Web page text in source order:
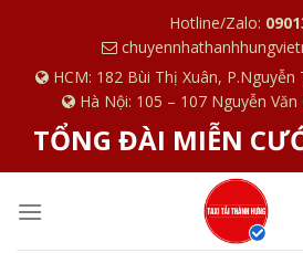
c
Hotline/Zalo:
HCM: 182 Bùi Thị Xuân,
Hà Nội: 105 – 107 Nguyễn
TỔNG ĐÀI MIỄN